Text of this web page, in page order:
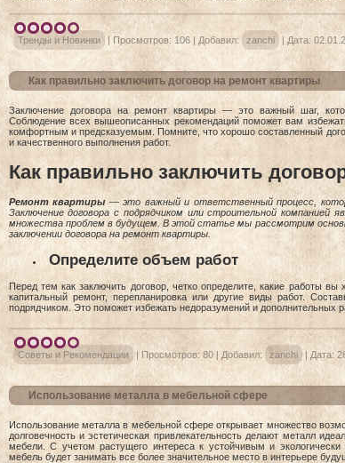
Тренды и Новинки | Просмотров: 106| Добавил: zanchi Дата:
Как правильно заключить договор на ремонт квартиры
Заключение договора на ремонт квартиры — это важный шаг,
Соблюдение всех вышеописанных рекомендаций поможет вам
комфортным и предсказуемым. Помните, что хорошо составленный
и качественного выполнения работ.
Как правильно заключить
Ремонт квартиры—это важный и ответственный процесс,
Заключение договора с подрядчиком или строительной
множества проблем в будущем. В этой статье мы рассмотрим
заключении договора на ремонт квартиры.
Определите объем работ
Перед тем как заключить договор, четко определите, какие работы
капитальный ремонт, перепланировка или другие виды работ.
подрядчиком. Это поможет избежать недоразумений и дополнительных
Советы и Рекомендации | Просмотров: 80| Добавил: zanchi | Дата:
Использование металла в мебельной сфере
Использование металла в мебельной сфере открывает множество
долговечность и эстетическая привлекательность делают металл
мебели. С учетом растущего интереса к устойчивым и
мебель будет занимать все более значительное место в интерьере